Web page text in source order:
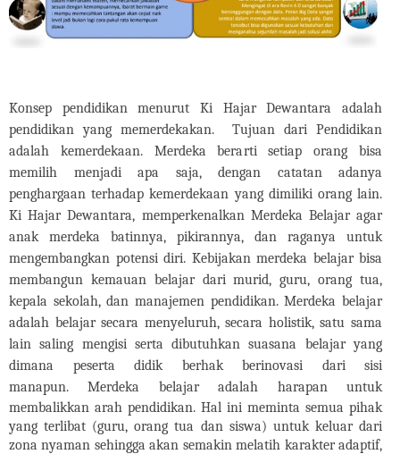
Konsep pendidikan menurut Ki Hajar Dewantara adalah
pendidikan yang memerdekakan. Tujuan dari Pendidikan
adalah kemerdekaan. Merdeka berarti setiap orang bisa
memilih menjadi apa saja, dengan catatan adanya
penghargaan terhadap kemerdekaan yang dimiliki orang lain.
Ki Hajar Dewantara, memperkenalkan Merdeka Belajar agar
anak merdeka batinnya, pikirannya, dan raganya untuk
mengembangkan potensi diri. Kebijakan merdeka belajar bisa
membangun kemauan belajar dari murid, guru, orang tua,
kepala sekolah, dan manajemen pendidikan.Merdeka belajar
adalah belajar secara menyeluruh, secara holistik, satu sama
lain saling mengisi serta dibutuhkan suasana belajar yang
dimana peserta didik berhak berinovasi dari sisi
manapun.Merdeka belajar adalah harapan untuk
membalikkan arah pendidikan. Hal ini meminta semua pihak
yang terlibat (guru, orang tua dan siswa) untuk keluar dari
zona nyaman sehingga akan semakin melatih karakter adaptif,